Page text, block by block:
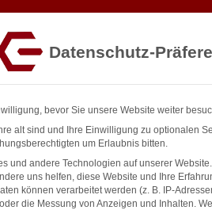
HENDI, 350x150x(H)18mm
€ exkl. MwSt. In den
Datenschutz-
bevor Sie unsere Website weiter
alt sind und Ihre Einwilligung zu optionalen
um Erlaubnis bitten.
und andere Technologien auf unserer
uns helfen, diese Website und Ihre
können verarbeitet werden (z. B. IP-
die Messung von Anzeigen und Inhalten.